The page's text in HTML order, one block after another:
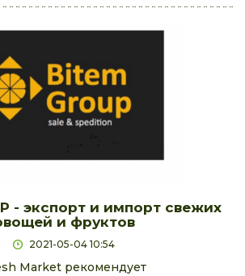
- экспорт и импорт свежих
и фруктов
2021-05-04 10:54
Market рекомендует